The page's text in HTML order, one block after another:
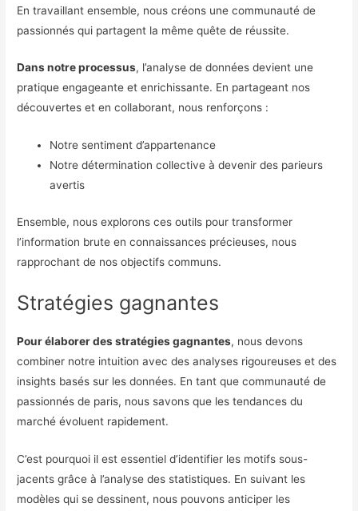
En travaillant ensemble, nous créons une communauté de
passionnés qui partagent la même quête de réussite.
Dans notre processus, l’analyse de données devient une
pratique engageante et enrichissante. En partageant nos
découvertes et en collaborant, nous renforçons :
Notre sentiment d’appartenance
Notre détermination collective à devenir des parieurs
avertis
Ensemble, nous explorons ces outils pour transformer
l’information brute en connaissances précieuses, nous
rapprochant de nos objectifs communs.
Stratégies gagnantes
Pour élaborer des stratégies gagnantes, nous devons
combiner notre intuition avec des analyses rigoureuses et des
insights basés sur les données. En tant que communauté de
passionnés de paris, nous savons que les tendances du
marché évoluent rapidement.
C’est pourquoi il est essentiel d’identifier les motifs sous-
jacents grâce à l’analyse des statistiques. En suivant les
modèles qui se dessinent, nous pouvons anticiper les